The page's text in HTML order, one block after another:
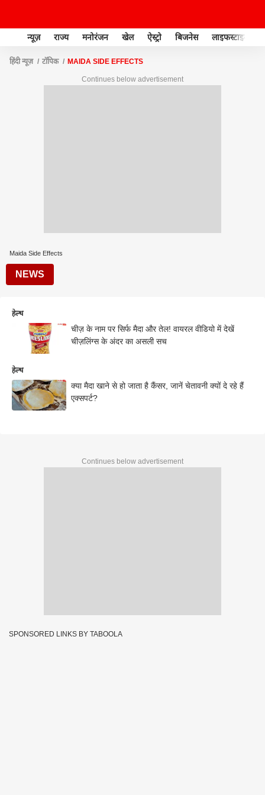
न्यूज़ राज्य मनोरंजन खेल ऐस्ट्रो बिजनेस लाइफस्टाइल
हिंदी न्यूज़ टॉपिक MAIDA SIDE EFFECTS
Continues below advertisement
Maida Side Effects
NEWS
हेल्थ
चीज़ के नाम पर सिर्फ मैदा और तेल! वायरल वीडियो में देखें
चीज़लिंग्स के अंदर का असली सच
हेल्थ
क्या मैदा खाने से हो जाता है कैंसर, जानें चेतावनी क्यों दे रहे हैं
एक्सपर्ट?
Continues below advertisement
SPONSORED LINKS BY TABOOLA